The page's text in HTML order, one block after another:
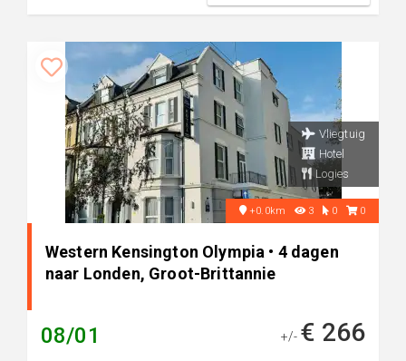
Vliegtuig
Hotel
Logies
+0.0km 3 0 0
Western Kensington Olympia • 4 dagen
naar Londen, Groot-Brittannie
08/01 +/- € 266